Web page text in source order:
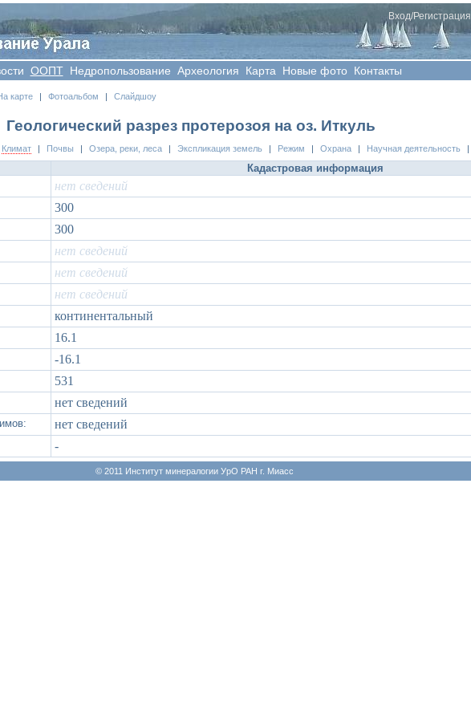
Вход/Регистрация
OOПT Недропользование Археология Карта Новые фото Контакты
карте | Фотоальбом | Слайдшоу
Геологический разрез протерозоя на оз. Иткуль
Климат Почвы Озера, реки, леса Экспликация земель Режим Охрана Научная деятельность
Кадастровая информация
нет сведений
300
300
нет сведений
нет сведений
нет сведений
континентальный
16.1
-16.1
531
нет сведений
нет сведений
-
© 2011 Институт минералогии УрО РАН г. Миасс